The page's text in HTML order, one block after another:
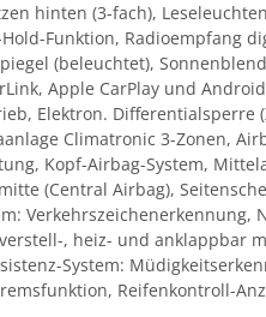
hinten (3-fach),
Funktion, Radioempfang
(beleuchtet),
Apple CarPlay und
Elektron. Differentialsperre
Climatronic 3-Zonen,
Kopf-Airbag-System,
(Central Airbag),
Verkehrszeichenerkennung,
, heiz- und anklappbar
System:
Reifenkontroll-